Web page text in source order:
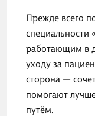
Прежде всего
работающим в
уходу за
сторона —
помогают
путём.